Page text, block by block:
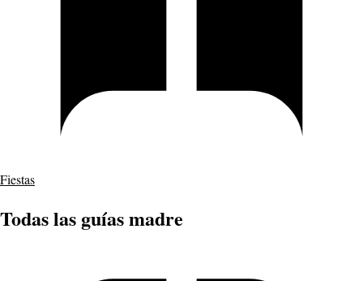
Fiestas
Todas las guías madre